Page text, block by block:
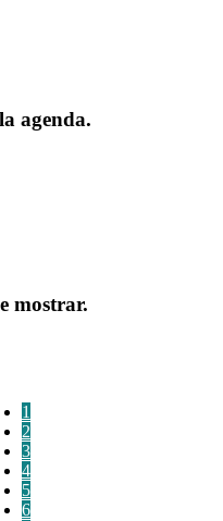
agenda.
mostrar.
1
2
3
4
5
6